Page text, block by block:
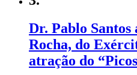
Dr. Pablo
Rocha, do
atração do